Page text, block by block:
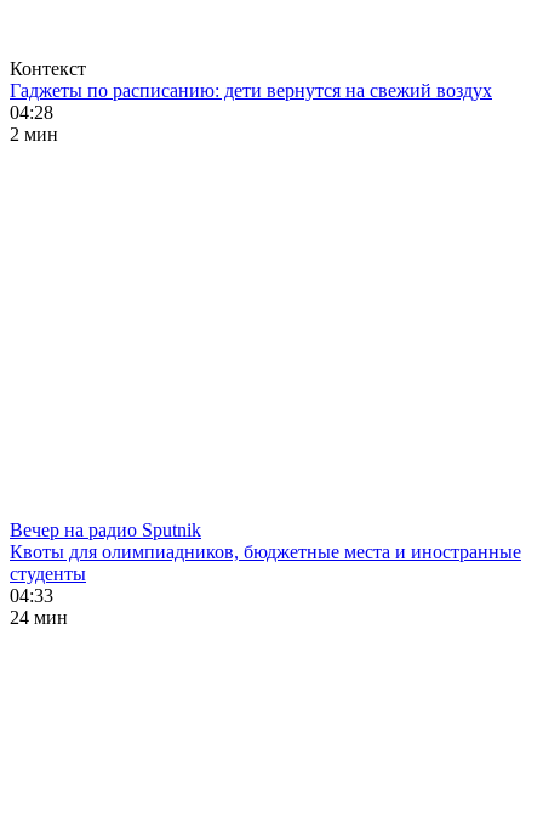
Контекст
Гаджеты по расписанию: дети вернутся на свежий воздух
04:28
2 мин
Вечер на радио Sputnik
Квоты для олимпиадников, бюджетные места и иностранные
студенты
04:33
24 мин